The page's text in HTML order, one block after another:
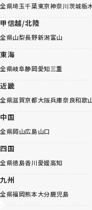
全県埼玉千葉東京神奈川茨城栃
甲信越/北陸
全県山梨長野新潟富山
東海
全県岐阜静岡愛知三重
近畿
全県滋賀京都大阪兵庫奈良和歌
中国
全県岡山広島山口
四国
全県徳島香川愛媛高知
九州
全県福岡熊本大分鹿児島